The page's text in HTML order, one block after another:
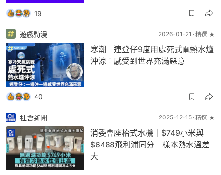
19
遊戲動漫 2026-01-21 精選 ★
寒潮｜連登仔9度用處死式電熱水爐
沖涼：感受到世界充滿惡意
40
社會新聞 2025-12-15 精選 ★
消委會座枱式水機｜$749小米與
$6488飛利浦同分 樣本熱水溫差
大